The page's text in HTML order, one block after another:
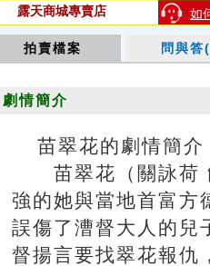
如
露天商城專賣店
拍賣檔案 問與
劇情簡介
苗翠花的劇情簡介
苗翠花（關詠荷
強的她與當地首富方
誤傷了漕督大人的兒
督揚言要找翠花報仇